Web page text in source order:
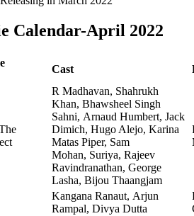
Calendar-April 2022
Cast
R Madhavan, Shahrukh
Khan, Bhawsheel Singh
Sahni, Arnaud Humbert, Jack
Dimich, Hugo Alejo, Karina
Matas Piper, Sam
Mohan, Suriya, Rajeev
Ravindranathan, George
Lasha, Bijou Thaangjam
Kangana Ranaut, Arjun
Rampal, Divya Dutta